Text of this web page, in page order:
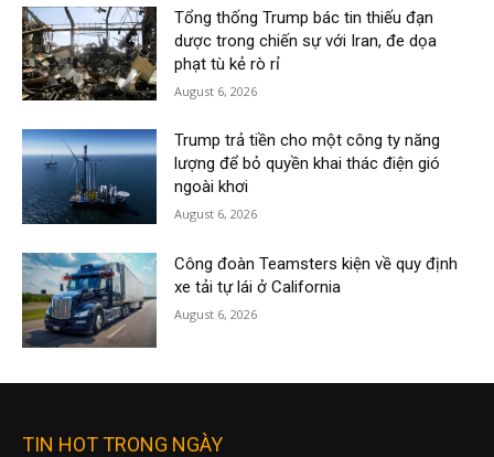
Tổng thống Trump bác tin thiếu đạn
dược trong chiến sự với Iran, đe dọa
phạt tù kẻ rò rỉ
August 6, 2026
Trump trả tiền cho một công ty năng
lượng để bỏ quyền khai thác điện gió
ngoài khơi
August 6, 2026
Công đoàn Teamsters kiện về quy định
xe tải tự lái ở California
August 6, 2026
TIN HOT TRONG NGÀY